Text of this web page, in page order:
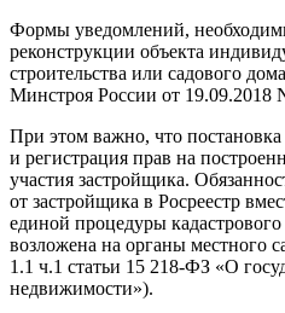
Формы уведомлений,
реконструкции объекта
строительства или садового
Минстроя России от 19.09.2018
При этом важно, что постановка
и регистрация прав на
участия застройщика.
от застройщика в Росреестр
единой процедуры
возложена на органы местного
1.1 ч.1 статьи 15 218-ФЗ «О
недвижимости»).